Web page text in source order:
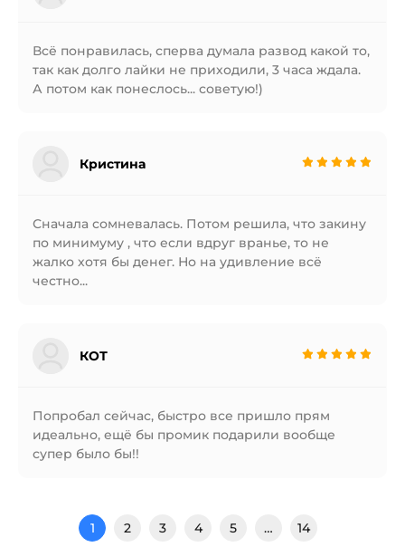
Всё понравилась, сперва думала развод какой то,
так как долго лайки не приходили, 3 часа ждала.
А потом как понеслось... советую!)
Кристина
Сначала сомневалась. Потом решила, что закину
по минимуму , что если вдруг вранье, то не
жалко хотя бы денег. Но на удивление всё
честно...
КОТ
Попробал сейчас, быстро все пришло прям
идеально, ещё бы промик подарили вообще
супер было бы!!
1 2 3 4 5 … 14